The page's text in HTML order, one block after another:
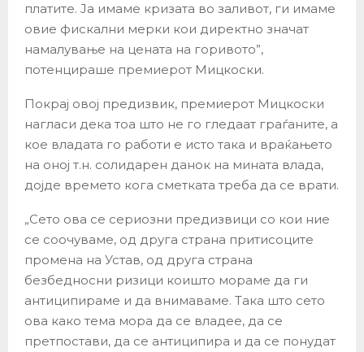
платите. Ја имаме кризата во заливот, ги имаме
овие фискални мерки кои директно значат
намалување на цената на горивото”,
потенцираше премиерот Мицкоски.
Покрај овој предизвик, премиерот Мицкоски
нагласи дека тоа што не го гледаат граѓаните, а
кое владата го работи е исто така и враќањето
на оној т.н. солидарен данок на мината влада,
дојде времето кога сметката треба да се врати.
„Сето ова се сериозни предизвици со кои ние
се соочуваме, од друга страна притисоците
промена на Устав, од друга страна
безбедносни ризици коишто мораме да ги
антиципираме и да внимаваме. Така што сето
ова како тема мора да се владее, да се
претпостави, да се антиципира и да се понудат